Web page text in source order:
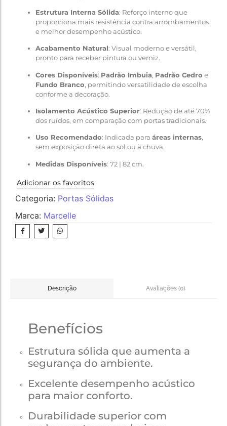
Estrutura Interna Sólida: Reforço interno que
proporciona mais resistência contra arrombamentos
e melhor desempenho acústico.
Acabamento Natural: Visual moderno e versátil,
pronto para receber pintura ou verniz.
Cores Disponíveis: Padrão Imbuia, Padrão Cedro e
Fundo Branco, permitindo versatilidade de escolha
conforme a decoração.
Isolamento Acústico Superior: Redução de até 70%
dos ruídos, em comparação com portas tradicionais.
Uso Recomendado: Indicada para áreas internas,
sem exposição direta ao sol ou à chuva.
Medidas Disponíveis: 72 | 82 cm.
Adicionar os favoritos
Categoria: Portas Sólidas
Marca: Marcelle
Descrição Avaliações (0)
Benefícios
Estrutura sólida que aumenta a
segurança do ambiente.
Excelente desempenho acústico
para maior conforto.
Durabilidade superior com